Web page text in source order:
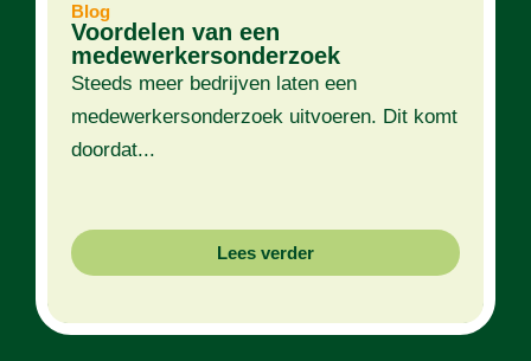
Blog
Voordelen van een
medewerkersonderzoek
Steeds meer bedrijven laten een
medewerkersonderzoek uitvoeren. Dit komt
doordat...
Lees verder